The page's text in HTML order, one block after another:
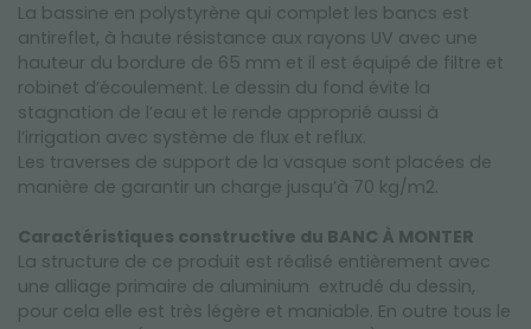
La bassine en polystyrène qui complet les bancs est
antireflet, à haute résistance aux rayons UV avec une
hauteur du bordure de 65 mm et il est équipé de filtre et
robinet d’écoulement. Le dessin du fond évite la
stagnation de l’eau et le rende approprié aussi à
l’irrigation avec système de flux et reflux.
Les traverses de support de la vasque sont placées de
manière de garantir un charge jusqu’à 70 kg/m2.
Caractéristiques constructive du BANC À MONTER
La structure de ce produit est réalisé entièrement avec
une alliage primaire de aluminium extrudé du dessin,
pour cela elle est très légère et maniable. En outre tous le